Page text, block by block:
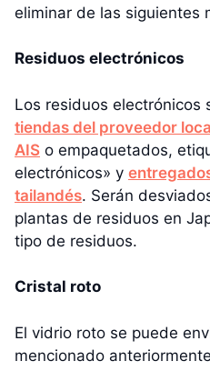
eliminar de las siguientes
Residuos electrónicos
Los residuos electrónicos
tiendas del proveedor
AIS o empaquetados,
electrónicos» y
tailandés. Serán
plantas de residuos en
tipo de residuos.
Cristal roto
El vidrio roto se puede
mencionado